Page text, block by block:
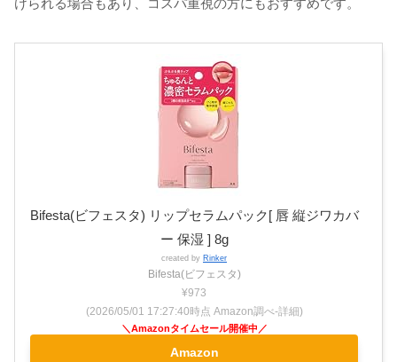
Bifesta(ビフェスタ) リップセラムパック[ 唇 縦ジワカバ
ー 保湿 ] 8g
created by Rinker
Bifesta(ビフェスタ)
¥973
(2026/05/01 17:27:40時点 Amazon調べ-詳細)
Amazon